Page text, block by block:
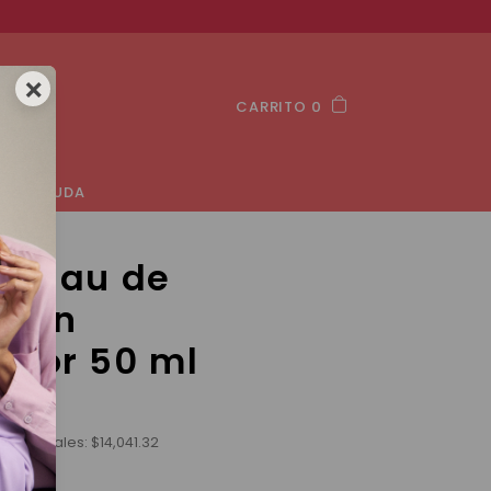
CARRITO 0
AYUDA
Eau de
50 ml
nacionales: $14,041.32
×